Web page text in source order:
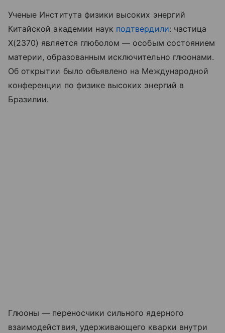
Ученые Института физики высоких энергий
Китайской академии наук подтвердили: частица
X(2370) является глюболом — особым состоянием
материи, образованным исключительно глюонами.
Об открытии было объявлено на Международной
конференции по физике высоких энергий в
Бразилии.
Глюоны — переносчики сильного ядерного
взаимодействия, удерживающего кварки внутри